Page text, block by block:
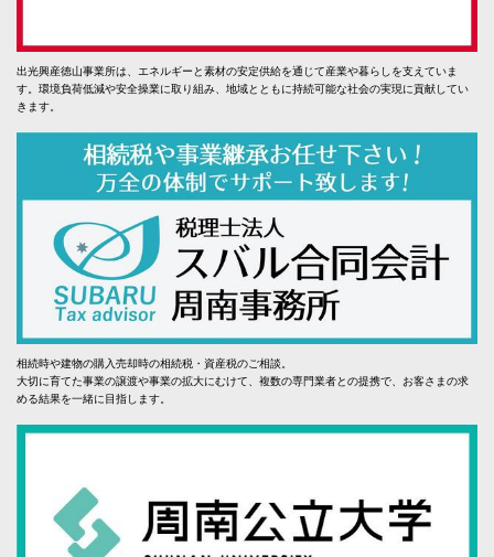
出光興産徳山事業所は、エネルギーと素材の安定供給を通じて産業や暮らしを支えていま
す。環境負荷低減や安全操業に取り組み、地域とともに持続可能な社会の実現に貢献してい
きます。
相続時や建物の購入売却時の相続税・資産税のご相談。
大切に育てた事業の譲渡や事業の拡大にむけて、複数の専門業者との提携で、お客さまの求
める結果を一緒に目指します。